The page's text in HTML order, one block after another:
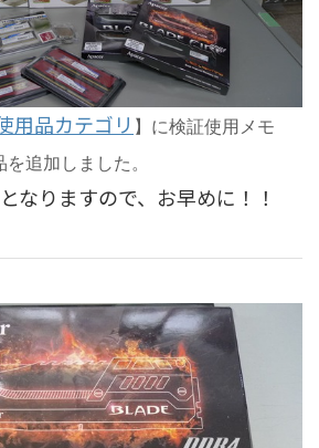
用品カテゴリ 】に検証使用メモ
追加しました。
なりますので、お早めに！！